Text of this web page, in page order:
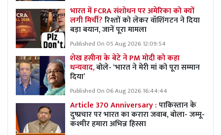
भारत में FCRA संशोधन पर अमेरिका को क्यों
लगी मिर्ची?रिश्तों को लेकर वॉशिंगटन ने दिया
बड़ा बयान, जानें पूरा मामला
Published On 05 Aug 2026 12:09:54
शेख हसीना के बेटे ने PM मोदी को कहा
धन्यवाद,बोले- ‘भारत ने मेरी मां को पूरा सम्मान
दिया’
Published On 06 Aug 2026 16:44:44
Article 370 Anniversary :पाकिस्तान के
दुष्प्रचार पर भारत का करारा जवाब, बोला- जम्मू-
कश्मीर हमारा अभिन्न हिस्सा